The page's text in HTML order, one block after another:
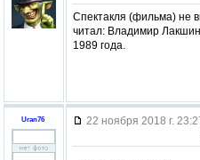
Спектакля (фильма) не
читал: Владимир
1989 года.
Uran76
22 ноября 2018 г.